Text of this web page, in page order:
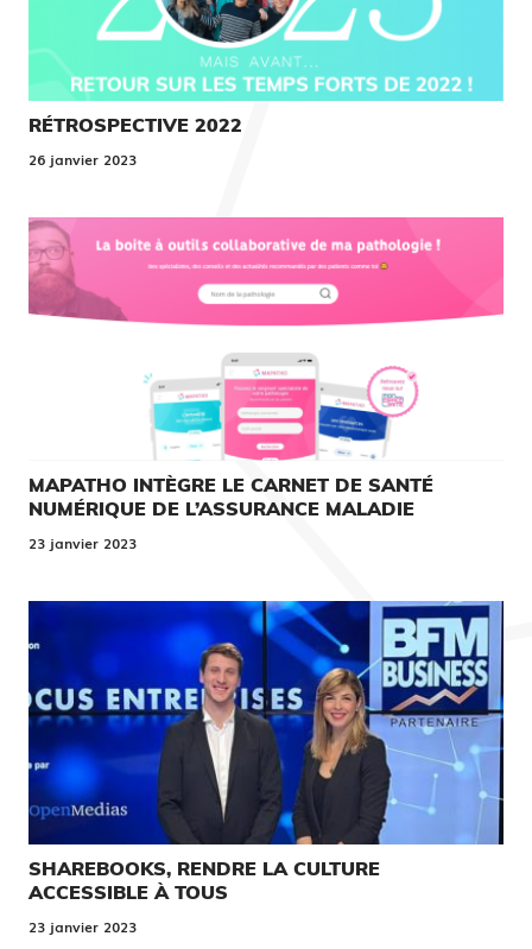
RÉTROSPECTIVE 2022
26 janvier 2023
MAPATHO INTÈGRE LE CARNET DE SANTÉ
NUMÉRIQUE DE L’ASSURANCE MALADIE
23 janvier 2023
SHAREBOOKS, RENDRE LA CULTURE
ACCESSIBLE À TOUS
23 janvier 2023